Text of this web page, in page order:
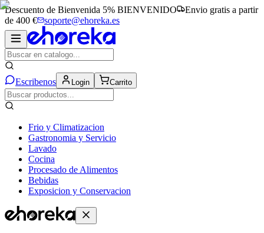
Descuento de Bienvenida 5% BIENVENIDO
Envio gratis a partir
de 400 €
soporte@ehoreka.es
Escribenos Login Carrito
Frio y Climatizacion
Gastronomia y Servicio
Lavado
Cocina
Procesado de Alimentos
Bebidas
Exposicion y Conservacion